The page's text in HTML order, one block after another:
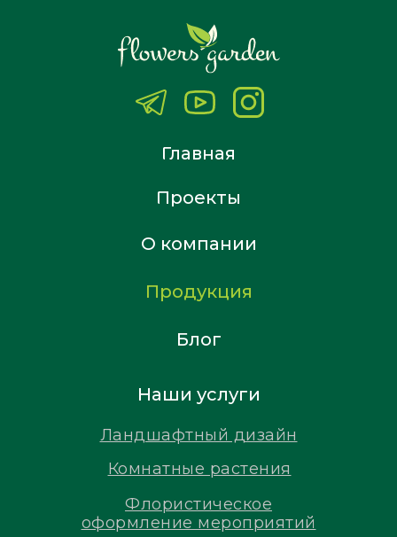
Флористическое
оформление мероприятий
Комнатные растения
Наши услуги
Продукция
Блог
О компании
Главная
Проекты
Ландшафтный дизайн